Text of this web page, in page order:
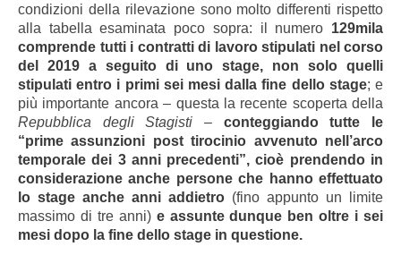
condizioni della rilevazione sono molto differenti rispetto
alla tabella esaminata poco sopra: il numero 129mila
comprende tutti i contratti di lavoro stipulati nel corso
del 2019 a seguito di uno stage, non solo quelli
stipulati entro i primi sei mesi dalla fine dello stage; e
più importante ancora – questa la recente scoperta della
Repubblica degli Stagisti – conteggiando tutte le
“prime assunzioni post tirocinio avvenuto nell’arco
temporale dei 3 anni precedenti”, cioè prendendo in
considerazione anche persone che hanno effettuato
lo stage anche anni addietro (fino appunto un limite
massimo di tre anni) e assunte dunque ben oltre i sei
mesi dopo la fine dello stage in questione.